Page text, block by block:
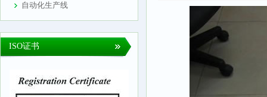
自动化生产线
ISO证书